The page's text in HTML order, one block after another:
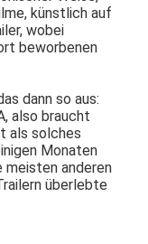
künstlich auf
wobei
beworbenen
dann so aus:
also braucht
als solches
Monaten
meisten anderen
überlebte